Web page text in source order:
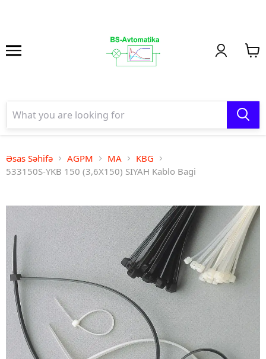
Əsas Səhifə AGPM MA
KBG
533150S-YKB 150 (3,6X150) SIYAH Kablo Bagi